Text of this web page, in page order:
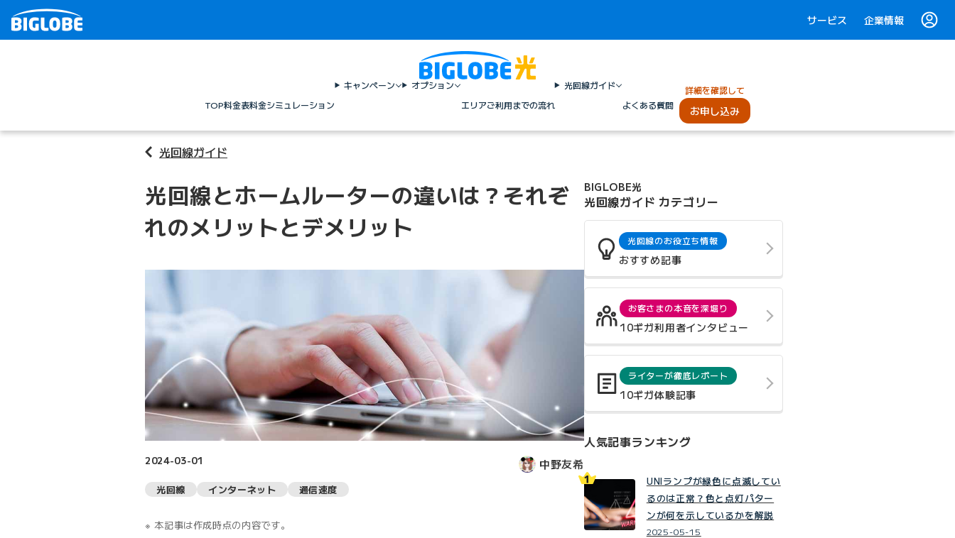
サービス 企業情報
TOP料金表料金シミュレーション
キャンペーン
オプション
エリアご利用までの流れ
光回線ガイド
よくある質問
詳細を確認して
お申し込み
光回線ガイド
光回線とホームルーターの違いは？それぞ
れのメリットとデメリット
2024-03-01 中野友希
光回線 インターネット 通信速度
本記事は作成時点の内容です。
BIGLOBE光
光回線ガイド カテゴリー
光回線のお役立ち情報
おすすめ記事
お客さまの本音を深堀り
10ギガ利用者インタビュー
ライターが徹底レポート
10ギガ体験記事
人気記事ランキング
UNIランプが緑色に点滅してい
るのは正常？色と点灯パター
ンが何を示しているかを解説
2025-05-15